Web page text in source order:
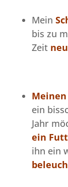
Mein
bis zu
Zeit
ein
Jahr
ein
ihn ein